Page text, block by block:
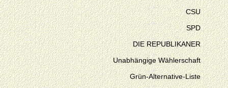
CSU
SPD
DIE REPUBLIKANER
Unabhängige Wählerschaft
Grün-Alternative-Liste